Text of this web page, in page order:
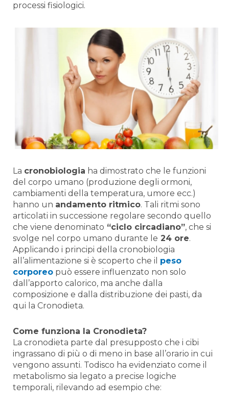
processi fisiologici.
La cronobiologia ha dimostrato che le funzioni
del corpo umano (produzione degli ormoni,
cambiamenti della temperatura, umore ecc.)
hanno un andamento ritmico. Tali ritmi sono
articolati in successione regolare secondo quello
che viene denominato “ciclo circadiano”, che si
svolge nel corpo umano durante le 24 ore.
Applicando i principi della cronobiologia
all’alimentazione si è scoperto che il peso
corporeo può essere influenzato non solo
dall’apporto calorico, ma anche dalla
composizione e dalla distribuzione dei pasti, da
qui la Cronodieta.
Come funziona la Cronodieta?
La cronodieta parte dal presupposto che i cibi
ingrassano di più o di meno in base all’orario in cui
vengono assunti. Todisco ha evidenziato come il
metabolismo sia legato a precise logiche
temporali, rilevando ad esempio che: